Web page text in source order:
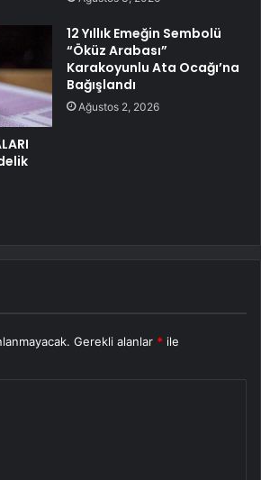
12 Yıllık Emeğin Sembolü
“Öküz Arabası”
Karakoyunlu Ata Ocağı’na
Bağışlandı
Ağustos 2, 2026
Gerekli alanlar * ile